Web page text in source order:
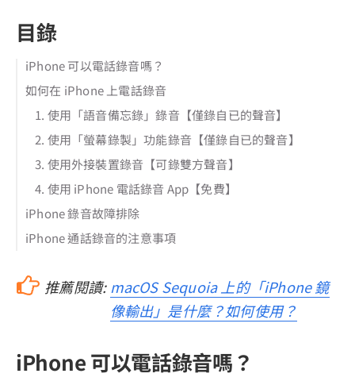
目錄
iPhone 可以電話錄音嗎？
如何在 iPhone 上電話錄音
1. 使用「語音備忘錄」錄音【僅錄自已的聲音】
2. 使用「螢幕錄製」功能錄音【僅錄自已的聲音】
3. 使用外接裝置錄音【可錄雙方聲音】
4. 使用 iPhone 電話錄音 App【免費】
iPhone 錄音故障排除
iPhone 通話錄音的注意事項
推薦閱讀: macOS Sequoia 上的「iPhone 鏡
像輸出」是什麼？如何使用？
iPhone 可以電話錄音嗎？